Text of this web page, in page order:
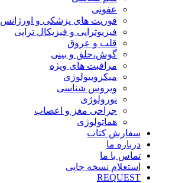
عفونی
فوریت های پزشکی و اورژانس
فیزیوتراپی و فیزیکال تراپی
قلب و عروق
گوش،حلق و بینی
مراقبت های ویژه
میکروبیولوژی
ویروس شناسی
نورولوژی
جراحی مغز و اعصاب
هماتولوژی
سفارش کتاب
درباره ما
تماس با ما
استعلام نسخه چاپی
REQUEST